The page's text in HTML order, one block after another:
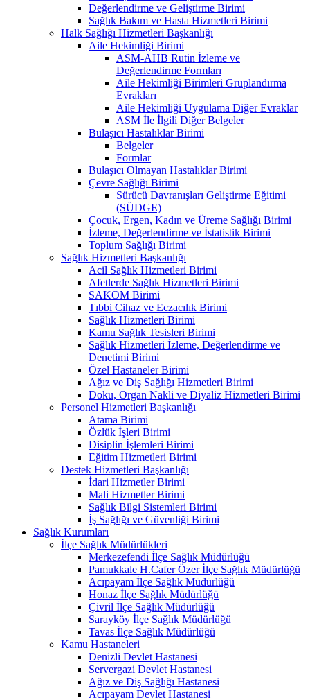
Değerlendirme ve Geliştirme Birimi
Sağlık Bakım ve Hasta Hizmetleri Birimi
Halk Sağlığı Hizmetleri Başkanlığı
Aile Hekimliği Birimi
ASM-AHB Rutin İzleme ve
Değerlendirme Formları
Aile Hekimliği Birimleri Gruplandırma
Evrakları
Aile Hekimliği Uygulama Diğer Evraklar
ASM İle İlgili Diğer Belgeler
Bulaşıcı Hastalıklar Birimi
Belgeler
Formlar
Bulaşıcı Olmayan Hastalıklar Birimi
Çevre Sağlığı Birimi
Sürücü Davranışları Geliştirme Eğitimi
(SÜDGE)
Çocuk, Ergen, Kadın ve Üreme Sağlığı Birimi
İzleme, Değerlendirme ve İstatistik Birimi
Toplum Sağlığı Birimi
Sağlık Hizmetleri Başkanlığı
Acil Sağlık Hizmetleri Birimi
Afetlerde Sağlık Hizmetleri Birimi
SAKOM Birimi
Tıbbi Cihaz ve Eczacılık Birimi
Sağlık Hizmetleri Birimi
Kamu Sağlık Tesisleri Birimi
Sağlık Hizmetleri İzleme, Değerlendirme ve
Denetimi Birimi
Özel Hastaneler Birimi
Ağız ve Diş Sağlığı Hizmetleri Birimi
Doku, Organ Nakli ve Diyaliz Hizmetleri Birimi
Personel Hizmetleri Başkanlığı
Atama Birimi
Özlük İşleri Birimi
Disiplin İşlemleri Birimi
Eğitim Hizmetleri Birimi
Destek Hizmetleri Başkanlığı
İdari Hizmetler Birimi
Mali Hizmetler Birimi
Sağlık Bilgi Sistemleri Birimi
İş Sağlığı ve Güvenliği Birimi
Sağlık Kurumları
İlçe Sağlık Müdürlükleri
Merkezefendi İlçe Sağlık Müdürlüğü
Pamukkale H.Cafer Özer İlçe Sağlık Müdürlüğü
Acıpayam İlçe Sağlık Müdürlüğü
Honaz İlçe Sağlık Müdürlüğü
Çivril İlçe Sağlık Müdürlüğü
Sarayköy İlçe Sağlık Müdürlüğü
Tavas İlçe Sağlık Müdürlüğü
Kamu Hastaneleri
Denizli Devlet Hastanesi
Servergazi Devlet Hastanesi
Ağız ve Diş Sağlığı Hastanesi
Acıpayam Devlet Hastanesi